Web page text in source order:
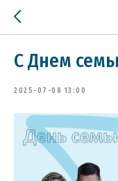
С Днем
2025-07-08 13:00